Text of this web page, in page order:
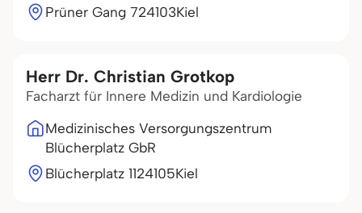
Prüner Gang 724103Kiel
Herr Dr. Christian Grotkop
Facharzt für Innere Medizin und Kardiologie
Medizinisches Versorgungszentrum
Blücherplatz GbR
Blücherplatz 1124105Kiel